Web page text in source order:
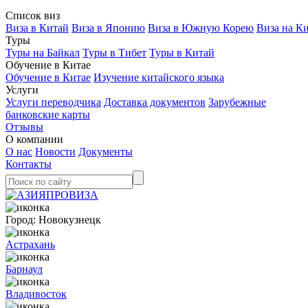
Список виз
Виза в Китай Виза в Японию Виза в Южную Корею Виза на
Туры
Туры на Байкал Туры в Тибет Туры в Китай
Обучение в Китае
Обучение в Китае Изучение китайского языка
Услуги
Услуги переводчика Доставка документов Зарубежные
банковские карты
Отзывы
О компании
О нас Новости Документы
Контакты
Город: Новокузнецк
Астрахань
Барнаул
Владивосток